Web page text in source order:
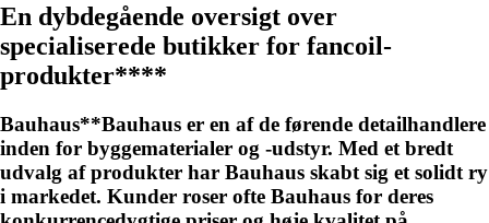
En dybdegående oversigt over
specialiserede butikker for fancoil-
produkter****
Bauhaus**Bauhaus er en af de førende detailhandlere
inden for byggematerialer og -udstyr. Med et bredt
udvalg af produkter har Bauhaus skabt sig et solidt ry
i markedet. Kunder roser ofte Bauhaus for deres